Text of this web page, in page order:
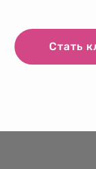
Стать